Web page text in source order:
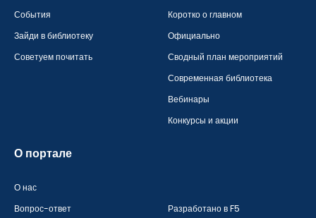
События
Зайди в библиотеку
Советуем почитать
Коротко о главном
Официально
Сводный план мероприятий
Современная библиотека
Вебинары
Конкурсы и акции
О портале
О нас
Вопрос-ответ
Разработано в F5